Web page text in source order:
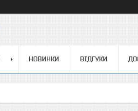
НОВИНКИ ВІДГУКИ